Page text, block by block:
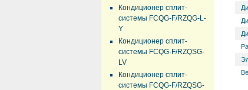
Кондиционер сплит-
системы FCQG-F/RZQG-L-
Y
Кондиционер сплит-
системы FCQG-F/RZQSG-
LV
Кондиционер сплит-
системы FCQG-F/RZQSG-